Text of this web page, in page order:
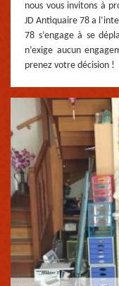
nous vous invitons à
JD Antiquaire 78 a
78 s’engage à se
n’exige aucun
prenez votre décision !